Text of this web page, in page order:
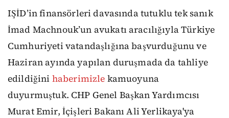
IŞİD’in finansörleri davasında tutuklu tek sanık
İmad Machnouk’un avukatı aracılığıyla Türkiye
Cumhuriyeti vatandaşlığına başvurduğunu ve
Haziran ayında yapılan duruşmada da tahliye
edildiğini haberimizle kamuoyuna
duyurmuştuk. CHP Genel Başkan Yardımcısı
Murat Emir, İçişleri Bakanı Ali Yerlikaya'ya